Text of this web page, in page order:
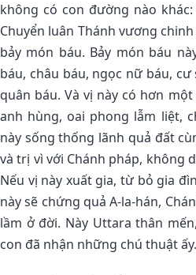
không có con đường nào
Chuyển luân Thánh vương
bảy món báu. Bảy món báu
báu, châu báu, ngọc nữ báu,
quân báu. Và vị này có hơn
anh hùng, oai phong lẫm liệt,
này sống thống lãnh quả đất
và trị vì với Chánh pháp, không
Nếu vị này xuất gia, từ bỏ gia
này sẽ chứng quả A-la-hán,
lầm ở đời. Này Uttara thân
con đã nhận những chú thuật ấy.